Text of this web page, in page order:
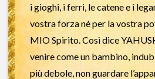
i gioghi, i ferri, le catene e i
vostra forza né per la vostra
MIO Spirito. Così dice
venire come un bambino,
più debole, non guardare